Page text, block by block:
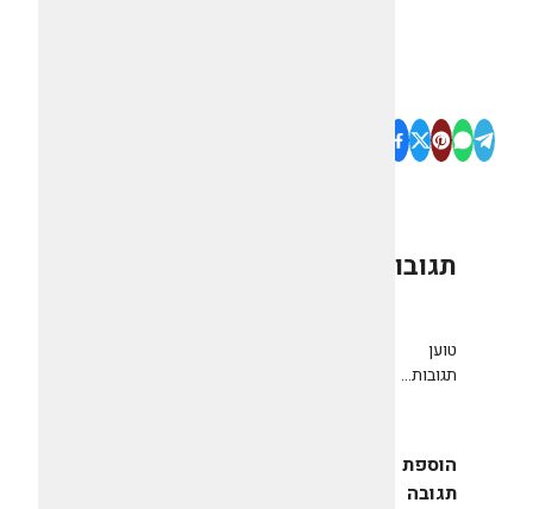
תגובות
טוען
תגובות...
הוספת
תגובה